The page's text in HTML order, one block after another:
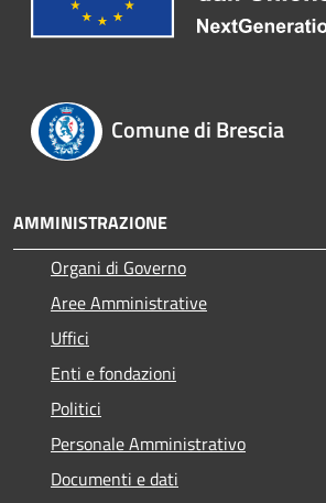
Comune di Brescia
AMMINISTRAZIONE
Organi di Governo
Aree Amministrative
Uffici
Enti e fondazioni
Politici
Personale Amministrativo
Documenti e dati